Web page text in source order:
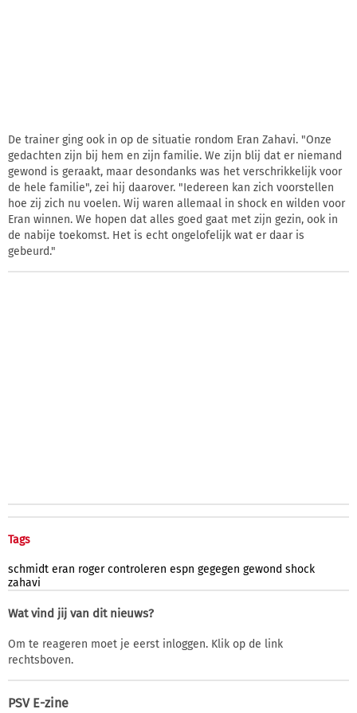
De trainer ging ook in op de situatie rondom Eran Zahavi. "Onze
gedachten zijn bij hem en zijn familie. We zijn blij dat er niemand
gewond is geraakt, maar desondanks was het verschrikkelijk voor
de hele familie", zei hij daarover. "Iedereen kan zich voorstellen
hoe zij zich nu voelen. Wij waren allemaal in shock en wilden voor
Eran winnen. We hopen dat alles goed gaat met zijn gezin, ook in
de nabije toekomst. Het is echt ongelofelijk wat er daar is
gebeurd."
Tags
schmidt eran roger controleren espn gegegen gewond shock
zahavi
Wat vind jij van dit nieuws?
Om te reageren moet je eerst inloggen. Klik op de link
rechtsboven.
PSV E-zine